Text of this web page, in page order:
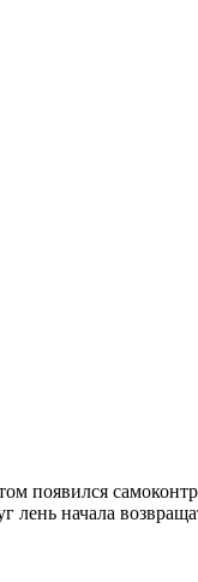
лень начала